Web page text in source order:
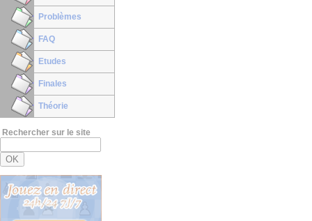
Problèmes
FAQ
Etudes
Finales
Théorie
Rechercher sur le site